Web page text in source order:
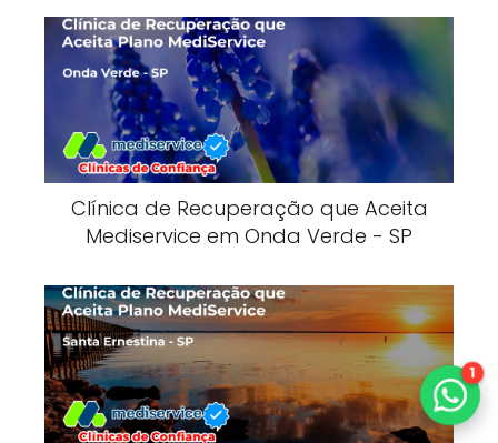
Clínica de Recuperação que Aceita
Mediservice em Onda Verde - SP
1